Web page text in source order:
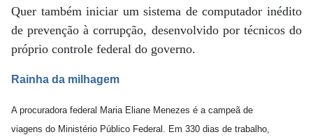
Quer também iniciar um sistema de computador inédito
de prevenção à corrupção, desenvolvido por técnicos do
próprio controle federal do governo.
Rainha da milhagem
A procuradora federal Maria Eliane Menezes é a campeã de
viagens do Ministério Público Federal. Em 330 dias de trabalho,